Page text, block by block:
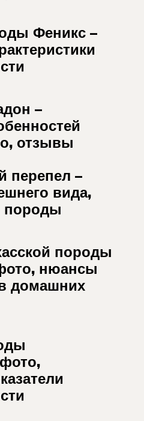
Феникс –
–
отзывы
перепел –
вида,
породы
породы
нюансы
домашних